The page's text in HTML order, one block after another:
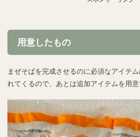
用意したもの
まぜそばを完成させるのに必須なアイテ
れてくるので、あとは追加アイテムを用